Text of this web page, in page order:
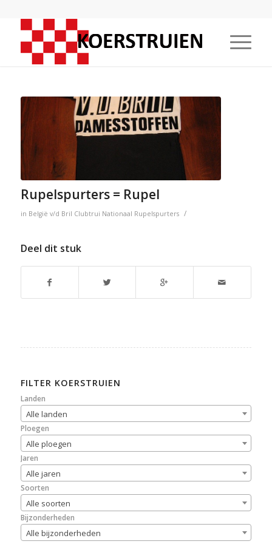
Rupelspurters = Rupel
in België v/d Bril Clubtrui Nationaal Rupelspurters /
Deel dit stuk
FILTER KOERSTRUIEN
Landen
Alle landen
Ploegen
Alle ploegen
Jaren
Alle jaren
Soorten
Alle soorten
Bijzonderheden
Alle bijzonderheden